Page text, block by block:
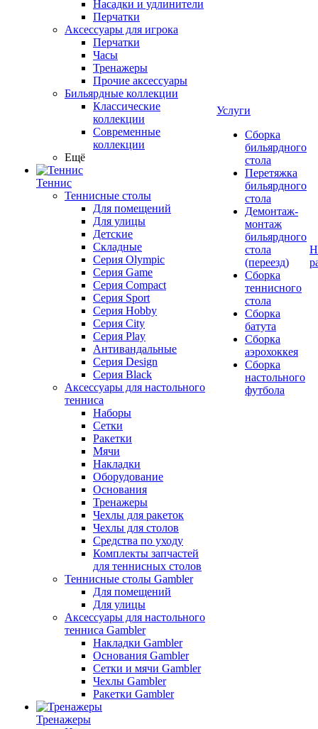
Насадки и удлинители
Перчатки
Аксессуары для игрока
Перчатки
Часы
Тренажеры
Прочие аксессуары
Бильярдные коллекции
Классические
коллекции
Современные
коллекции
Ещё
Теннис
Теннисные столы
Для помещений
Для улицы
Детские
Складные
Серия Olympic
Серия Game
Серия Compact
Серия Sport
Серия Hobby
Серия City
Серия Play
Антивандальные
Серия Design
Серия Black
Аксессуары для настольного
тенниса
Наборы
Сетки
Ракетки
Мячи
Накладки
Оборудование
Основания
Тренажеры
Чехлы для ракеток
Чехлы для столов
Средства по уходу
Комплекты запчастей
для теннисных столов
Теннисные столы Gambler
Для помещений
Для улицы
Аксессуары для настольного
тенниса Gambler
Накладки Gambler
Основания Gambler
Сетки и мячи Gambler
Чехлы Gambler
Ракетки Gambler
Тренажеры
Услуги
Сборка
бильярдного
стола
Перетяжка
бильярдного
стола
Демонтаж-
монтаж
бильярдного
стола
(переезд)
Сборка
теннисного
стола
Сборка
батута
Сборка
аэрохоккея
Сборка
настольного
футбола